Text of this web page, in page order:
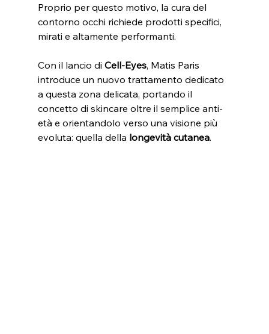
Proprio per questo motivo, la cura del
contorno occhi richiede prodotti specifici,
mirati e altamente performanti.
Con il lancio di Cell-Eyes, Matis Paris
introduce un nuovo trattamento dedicato
a questa zona delicata, portando il
concetto di skincare oltre il semplice anti-
età e orientandolo verso una visione più
evoluta: quella della longevità cutanea.